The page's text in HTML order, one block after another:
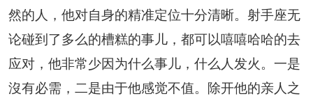
然的人，他对自身的精准定位十分清晰。射手座无
论碰到了多么的槽糕的事儿，都可以嘻嘻哈哈的去
应对，他非常少因为什么事儿，什么人发火。一是
沒有必需，二是由于他感觉不值。除开他的亲人之